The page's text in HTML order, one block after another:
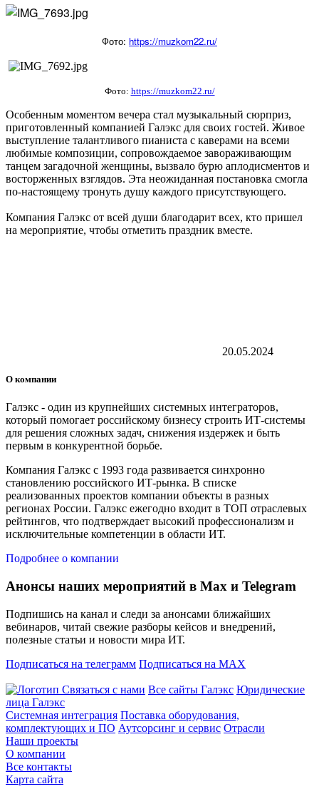
Фото: https://muzkom22.ru/
Фото: https://muzkom22.ru/
Особенным моментом вечера стал музыкальный сюрприз,
приготовленный компанией Галэкс для своих гостей. Живое
выступление талантливого пианиста с каверами на всеми
любимые композиции, сопровождаемое завораживающим
танцем загадочной женщины, вызвало бурю аплодисментов и
восторженных взглядов. Эта неожиданная постановка смогла
по-настоящему тронуть душу каждого присутствующего.
Компания Галэкс от всей души благодарит всех, кто пришел
на мероприятие, чтобы отметить праздник вместе.
20.05.2024
О компании
Галэкс - один из крупнейших системных интеграторов,
который помогает российскому бизнесу строить ИТ-системы
для решения сложных задач, снижения издержек и быть
первым в конкурентной борьбе.
Компания Галэкс с 1993 года развивается синхронно
становлению российского ИТ-рынка. В списке
реализованных проектов компании объекты в разных
регионах России. Галэкс ежегодно входит в ТОП отраслевых
рейтингов, что подтверждает высокий профессионализм и
исключительные компетенции в области ИТ.
Подробнее о компании
Анонсы наших мероприятий в Max и Telegram
Подпишись на канал и следи за анонсами ближайших
вебинаров, читай свежие разборы кейсов и внедрений,
полезные статьи и новости мира ИТ.
Подписаться на телеграмм Подписаться на MAX
Связаться с нами Все сайты Галэкс Юридические
лица Галэкс
Системная интеграция Поставка оборудования,
комплектующих и ПО Аутсорсинг и сервис Отрасли
Наши проекты
О компании
Все контакты
Карта сайта